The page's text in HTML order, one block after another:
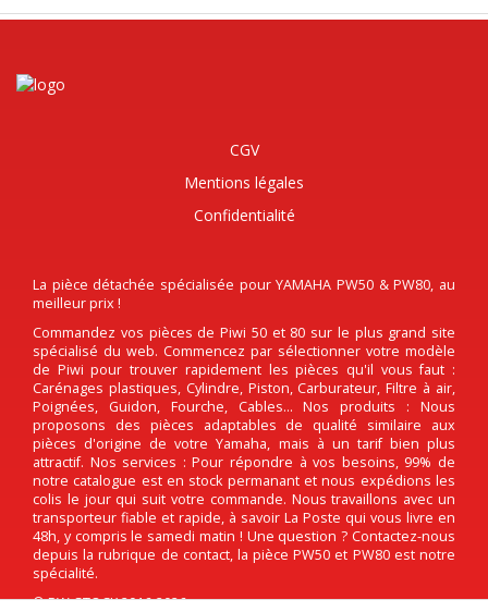
CGV
Mentions légales
Confidentialité
La pièce détachée spécialisée pour YAMAHA PW50 & PW80, au
meilleur prix !
Commandez vos pièces de Piwi 50 et 80 sur le plus grand site
spécialisé du web. Commencez par sélectionner votre modèle
de Piwi pour trouver rapidement les pièces qu'il vous faut :
Carénages plastiques, Cylindre, Piston, Carburateur, Filtre à air,
Poignées, Guidon, Fourche, Cables... Nos produits : Nous
proposons des pièces adaptables de qualité similaire aux
pièces d'origine de votre Yamaha, mais à un tarif bien plus
attractif. Nos services : Pour répondre à vos besoins, 99% de
notre catalogue est en stock permanant et nous expédions les
colis le jour qui suit votre commande. Nous travaillons avec un
transporteur fiable et rapide, à savoir La Poste qui vous livre en
48h, y compris le samedi matin ! Une question ? Contactez-nous
depuis la rubrique de contact, la pièce PW50 et PW80 est notre
spécialité.
© PW-STOCK 2016-2026